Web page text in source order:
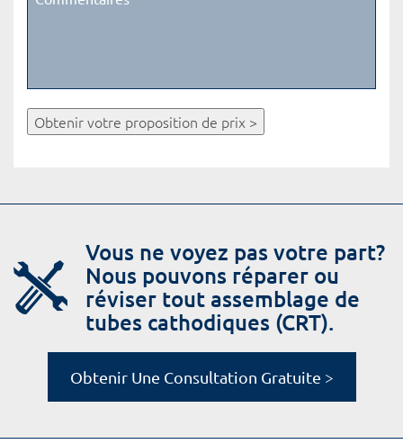
Obtenir votre proposition de prix >
Vous ne voyez pas votre part?
Nous pouvons réparer ou
réviser tout assemblage de
tubes cathodiques (CRT).
Obtenir Une Consultation Gratuite >